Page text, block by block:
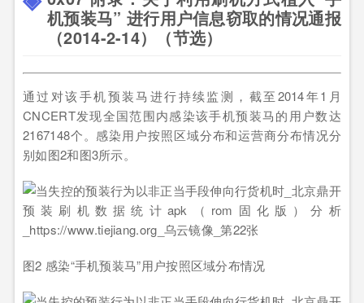
机预装马” 进行用户信息窃取的情况通报
（2014-2-14）（节选）
通过对该手机预装马进行持续监测，截至2014年1月
CNCERT发现全国范围内感染该手机预装马的用户数达
2167148个。感染用户按照区域分布和运营商分布情况分
别如图2和图3所示。
图2 感染“手机预装马”用户按照区域分布情况